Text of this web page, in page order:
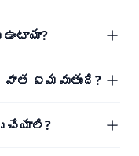
ఏమవుతుంది?
చేయాలి?